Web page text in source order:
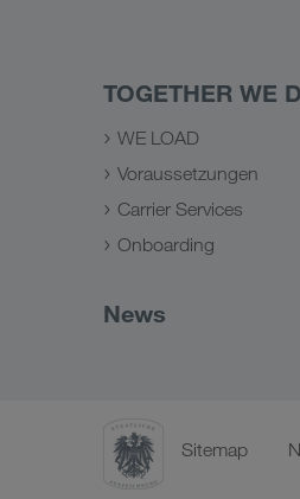
TOGETHER WE
WE LOAD
Voraussetzungen
Carrier Services
Onboarding
News
Sitemap